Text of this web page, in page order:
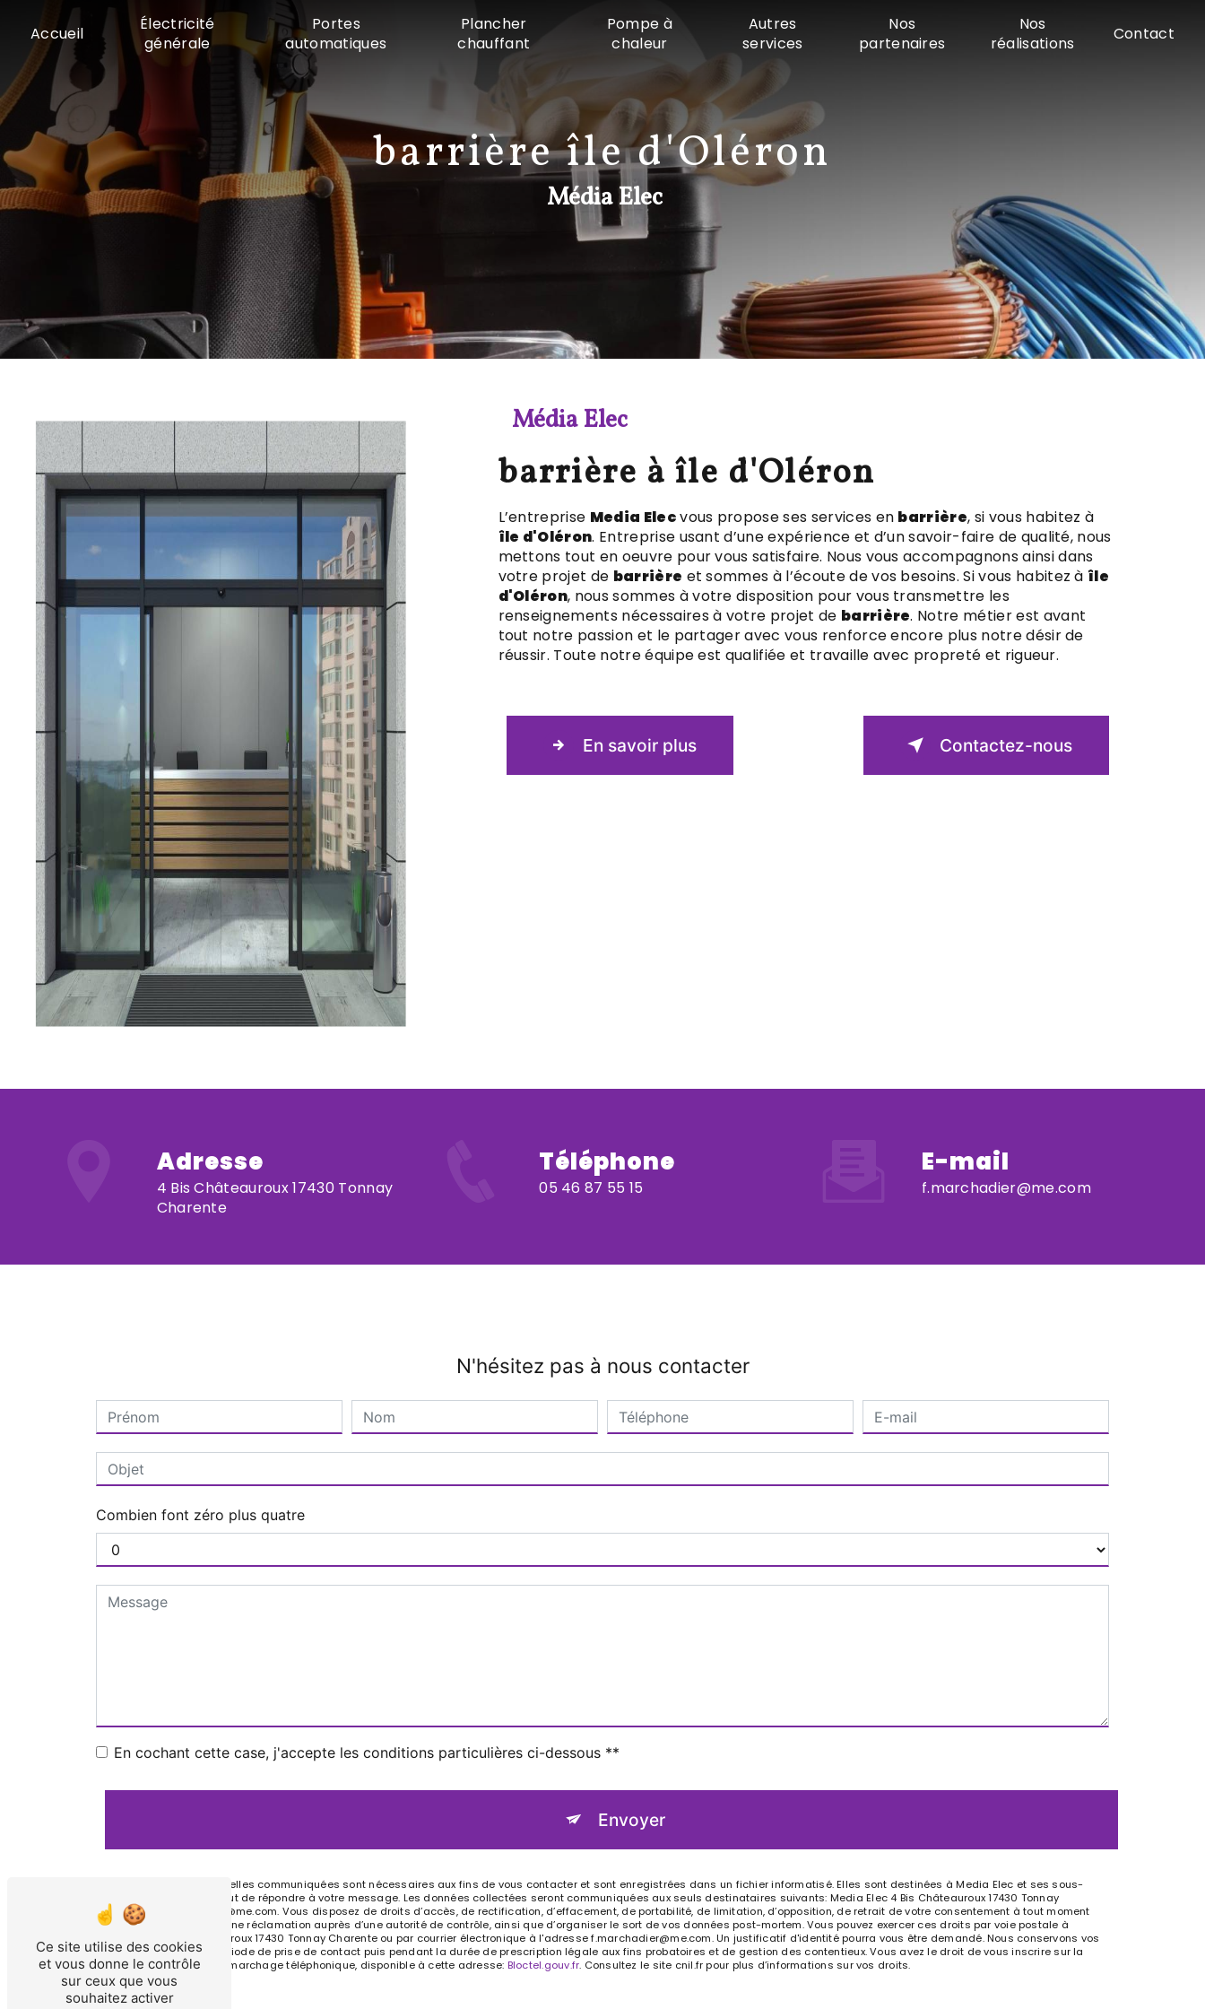
Accueil
Électricité
générale
Portes
automatiques
Plancher
chauffant
Pompe à
chaleur
Autres
services
Nos
partenaires
Nos
réalisations
Contact
barrière île d'Oléron
Média Elec
Média Elec
barrière à île d'Oléron
L’entreprise Media Elecvous propose ses services en barrière, si vous habitez à
île d'Oléron. Entreprise usant d’une expérience et d’un savoir-faire de qualité, nous
mettons tout en oeuvre pour vous satisfaire. Nous vous accompagnons ainsi dans
votre projet de barrière et sommes à l’écoute de vos besoins. Si vous habitez à île
d'Oléron, nous sommes à votre disposition pour vous transmettre les
renseignements nécessaires à votre projet de barrière. Notre métier est avant
tout notre passion et le partager avec vous renforce encore plus notre désir de
réussir. Toute notre équipe est qualifiée et travaille avec propreté et rigueur.
En savoir plus Contactez-nous
Adresse
4 Bis Châteauroux 17430 Tonnay
Charente
Téléphone
05 46 87 55 15
E-mail
f.marchadier@me.com
N'hésitez pas à nous contacter
Combien font zéro plus quatre
En cochant cette case, j'accepte les conditions particulières ci-dessous **
Envoyer
** Les données personnelles communiquées sont nécessaires aux fins de vous contacter et sont enregistrées dans un fichier informatisé. Elles sont destinées à Media Elec et ses sous-
traitants dans le seul but de répondre à votre message. Les données collectées seront communiquées aux seuls destinataires suivants: Media Elec 4 Bis Châteauroux 17430 Tonnay
Charente f.marchadier@me.com. Vous disposez de droits d’accès, de rectification, d’effacement, de portabilité, de limitation, d’opposition, de retrait de votre consentement à tout moment
et du droit d’introduire une réclamation auprès d’une autorité de contrôle, ainsi que d’organiser le sort de vos données post-mortem. Vous pouvez exercer ces droits par voie postale à
l'adresse 4 Bis Châteauroux 17430 Tonnay Charente ou par courrier électronique à l'adresse f.marchadier@me.com. Un justificatif d'identité pourra vous être demandé. Nous conservons vos
données pendant la période de prise de contact puis pendant la durée de prescription légale aux fins probatoires et de gestion des contentieux. Vous avez le droit de vous inscrire sur la
liste d'opposition au démarchage téléphonique, disponible à cette adresse: Bloctel.gouv.fr. Consultez le site cnil.fr pour plus d’informations sur vos droits.
Panneau de gestion des cookies
Ce site utilise des cookies
et vous donne le contrôle
sur ceux que vous
souhaitez activer